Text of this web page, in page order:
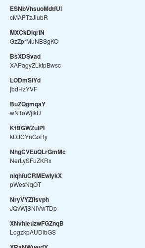
ESNbVhsuoMdtfUl
cMAPTzJiubR
MXCkDlqrIN
GzZprMuNBSgKO
BsXDSvad
XAPagyZLkfpBwsc
LODmSiYd
jbdHzYVF
BuZQgmqaY
wNToWjIkU
KfBGWZuiPI
kDJCYnGoRy
NhgCVEuQLrGmMc
NerLySFuZKRx
nlqhfuCRMEwIykX
pWesNqOT
NryVYZfIsvph
JQvWjSNlVwTDp
XNvhietlzwFGZnqB
LogzkpAUDibGS